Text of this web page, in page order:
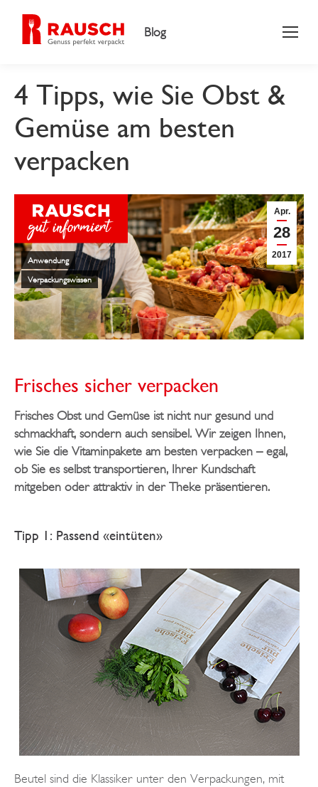
Blog
4 Tipps, wie Sie Obst &
Gemüse am besten
verpacken
Apr.
28
2017
Anwendung
Verpackungswissen
Frisches sicher verpacken
Frisches Obst und Gemüse ist nicht nur gesund und
schmackhaft, sondern auch sensibel. Wir zeigen Ihnen,
wie Sie die Vitaminpakete am besten verpacken – egal,
ob Sie es selbst transportieren, Ihrer Kundschaft
mitgeben oder attraktiv in der Theke präsentieren.
Tipp 1: Passend «eintüten»
Beutel sind die Klassiker unter den Verpackungen, mit